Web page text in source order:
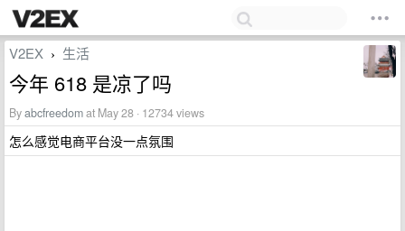
V2EX › 生活
今年 618 是凉了吗
Byabcfreedomat May 28 · 12734 views
怎么感觉电商平台没一点氛围